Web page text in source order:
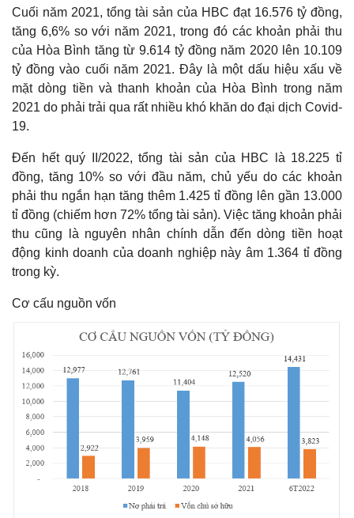
Cuối năm 2021, tổng tài sản của HBC đạt 16.576 tỷ đồng,
tăng 6,6% so với năm 2021, trong đó các khoản phải thu
của Hòa Bình tăng từ 9.614 tỷ đồng năm 2020 lên 10.109
tỷ đồng vào cuối năm 2021. Đây là một dấu hiệu xấu về
mặt dòng tiền và thanh khoản của Hòa Bình trong năm
2021 do phải trải qua rất nhiều khó khăn do đại dịch Covid-
19.
Đến hết quý II/2022, tổng tài sản của HBC là 18.225 tỉ
đồng, tăng 10% so với đầu năm, chủ yếu do các khoản
phải thu ngắn hạn tăng thêm 1.425 tỉ đồng lên gần 13.000
tỉ đồng (chiếm hơn 72% tổng tài sản). Việc tăng khoản phải
thu cũng là nguyên nhân chính dẫn đến dòng tiền hoạt
động kinh doanh của doanh nghiệp này âm 1.364 tỉ đồng
trong kỳ.
Cơ cấu nguồn vốn